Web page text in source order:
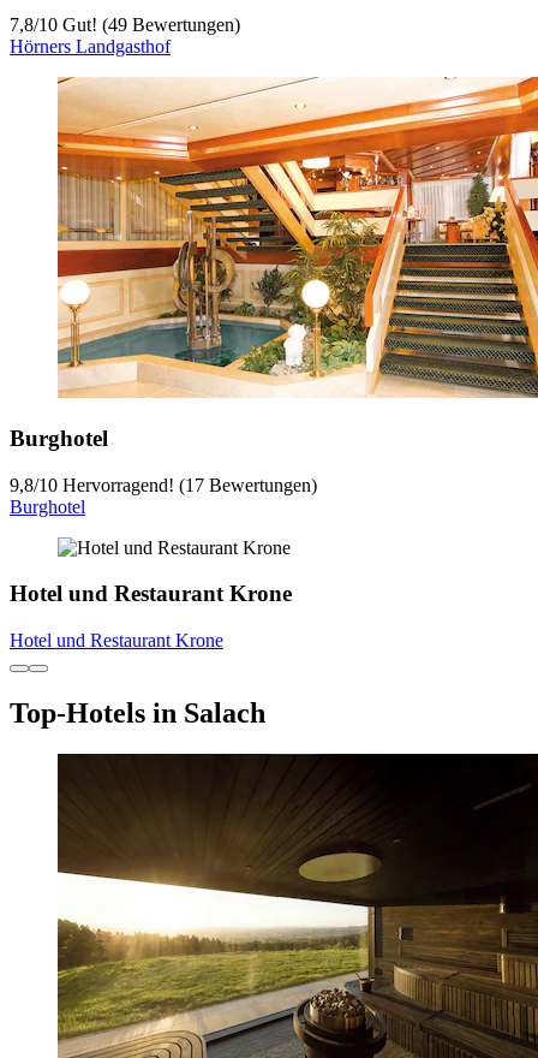
7,8/10 Gut! (49 Bewertungen)
Hörners Landgasthof
Burghotel
9,8/10 Hervorragend! (17 Bewertungen)
Burghotel
Hotel und Restaurant Krone
Hotel und Restaurant Krone
Top-Hotels in Salach